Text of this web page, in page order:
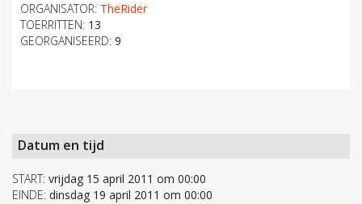
ORGANISATOR: TheRider
TOERRITTEN: 13
GEORGANISEERD: 9
Datum en tijd
START: vrijdag 15 april 2011 om 00:00
EINDE: dinsdag 19 april 2011 om 00:00